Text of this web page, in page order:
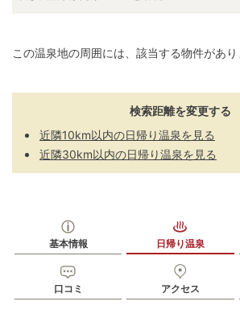
この温泉地の周囲には、該当する物件があり
検索距離を変更する
近隣10km以内の日帰り温泉を見る
近隣30km以内の日帰り温泉を見る
基本情報 日帰り温泉
口コミ アクセス